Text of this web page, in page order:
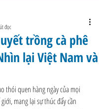
trồng cà phê
lại Việt Nam và
đọc
thói quen hàng ngày của mọi
mang lại sự thúc đẩy cần